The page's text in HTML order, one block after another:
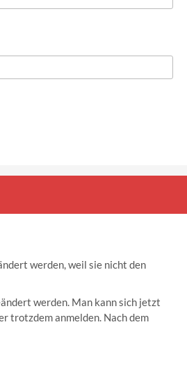
werden, weil sie nicht den
werden. Man kann sich jetzt
trotzdem anmelden. Nach dem